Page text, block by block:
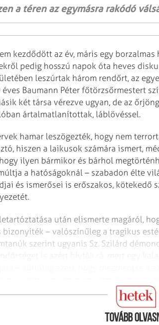
a téren az egymásra rakódó
kezdődött az év, máris egy
pedig hosszú napok óta heves
leszúrtak három rendőrt, az
éves Baumann Péter főtörzsőrmestert
két társa vérezve ugyan, de az
ártalmatlanítottak, láblövéssel.
hamar leszögezték, hogy nem
hiszen a laikusok számára ismert,
ilyen bármikor és bárhol
a hatóságoknál – szabadon élte
és ismerősei is erőszakos, kötekedő
után elismerte magáról,
– valószínűleg a tragikus
szerint ugyanis Sz. Szilárd
Tovább